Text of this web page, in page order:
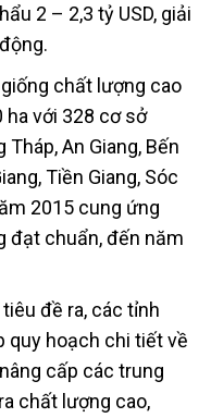
2 – 2,3 tỷ USD, giải
chất lượng cao
với 328 cơ sở
An Giang, Bến
Tiền Giang, Sóc
2015 cung ứng
đạt chuẩn, đến năm
đề ra, các tỉnh
quy hoạch chi tiết về
cấp các trung
chất lượng cao,